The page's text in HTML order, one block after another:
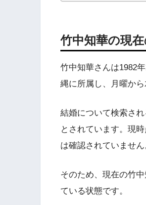
竹中知華の現
竹中知華さんは1982
縄に所属し、月曜か
結婚について検索さ
とされています。現
は確認されていません
そのため、現在の竹
ている状態です。